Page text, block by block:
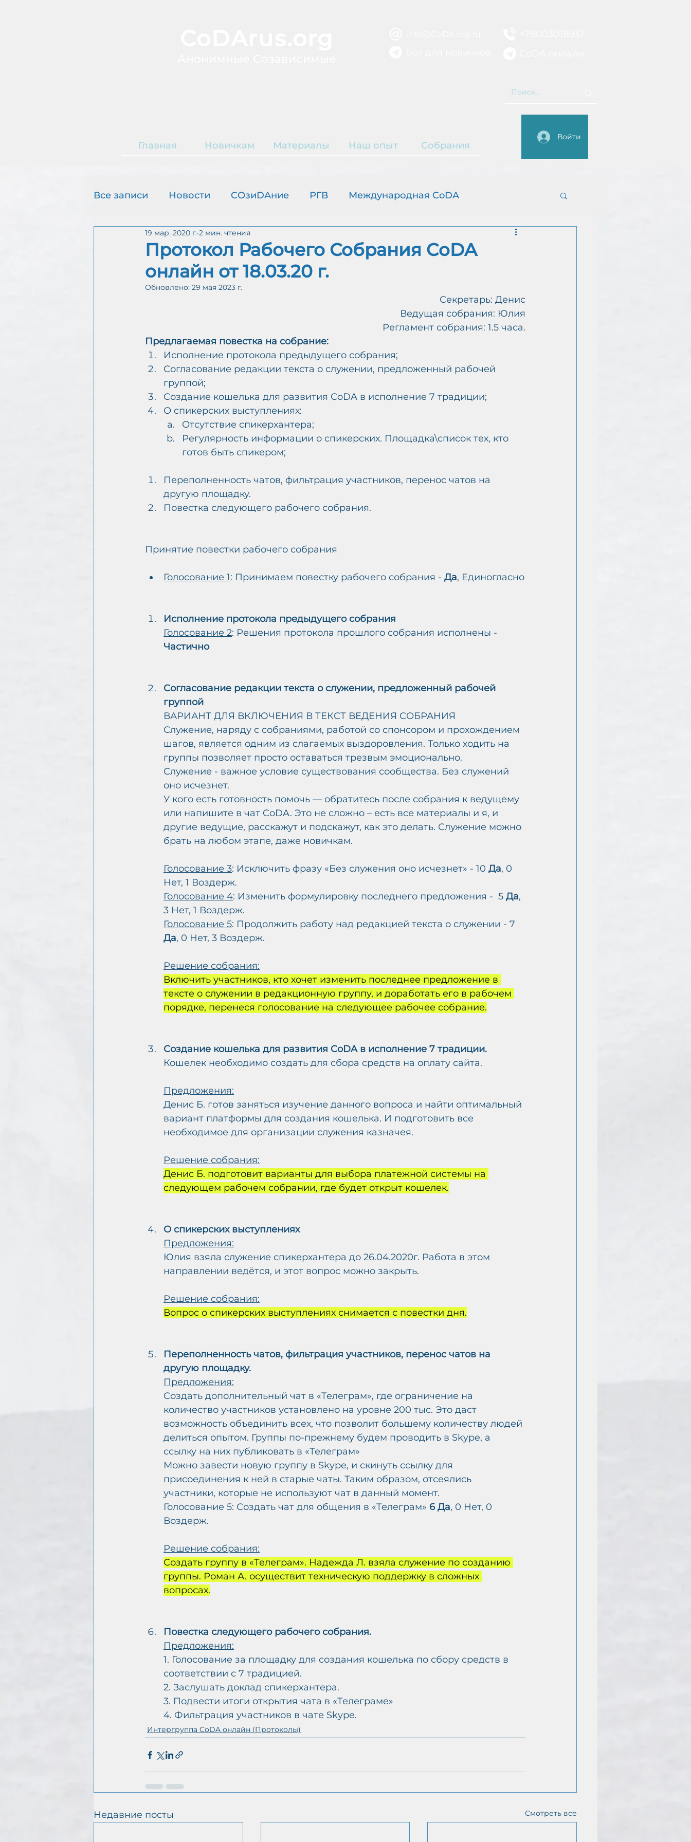
К
Р ВЫЗДОРОВЛЕНИЕ
У
ВА
Ж
ЕНИЕ
АМ
О
-
Главная Новичкам Материалы Наш опыт Собрания
Войти
Все записи Новости COзиDAние РГВ Международная CoDA
Интергруппа CoDA онлайн (Протоколы)
Протокол Рабочего Собрания CoDA
онлайн от 18.03.20 г.
19 мар. 2020 г. 2 мин. чтения
Обновлено: 29 мая 2023 г.
Секретарь: Денис
Ведущая собрания: Юлия
Регламент собрания: 1.5 часа.
Предлагаемая повестка на собрание:
Исполнение протокола предыдущего собрания;
Согласование редакции текста о служении, предложенный рабочей
группой;
Создание кошелька для развития CoDA в исполнение 7 традиции;
О спикерских выступлениях:
Отсутствие спикерхантера;
Регулярность информации о спикерских. Площадка\список тех, кто
готов быть спикером;
Переполненность чатов, фильтрация участников, перенос чатов на
другую площадку.
Повестка следующего рабочего собрания.
Принятие повестки рабочего собрания
Голосование 1: Принимаем повестку рабочего собрания - Да, Единогласно
Исполнение протокола предыдущего собрания
Голосование 2: Решения протокола прошлого собрания исполнены -
Частично
Согласование редакции текста о служении, предложенный рабочей
группой
ВАРИАНТ ДЛЯ ВКЛЮЧЕНИЯ В ТЕКСТ ВЕДЕНИЯ СОБРАНИЯ
Служение, наряду с собраниями, работой со спонсором и прохождением
шагов, является одним из слагаемых выздоровления. Только ходить на
группы позволяет просто оставаться трезвым эмоционально.
Служение - важное условие существования сообщества. Без служений
оно исчезнет.
У кого есть готовность помочь — обратитесь после собрания к ведущему
или напишите в чат CoDA. Это не сложно – есть все материалы и я, и
другие ведущие, расскажут и подскажут, как это делать. Служение можно
брать на любом этапе, даже новичкам.
Голосование 3: Исключить фразу «Без служения оно исчезнет» - 10 Да, 0
Нет, 1 Воздерж.
Голосование 4: Изменить формулировку последнего предложения -  5 Да,
3 Нет, 1 Воздерж.
Голосование 5: Продолжить работу над редакцией текста о служении - 7
Да, 0 Нет, 3 Воздерж.
Решение собрания:
Включить участников, кто хочет изменить последнее предложение в
тексте о служении в редакционную группу, и доработать его в рабочем
порядке, перенеся голосование на следующее рабочее собрание.
Создание кошелька для развития CoDA в исполнение 7 традиции.
Кошелек необходимо создать для сбора средств на оплату сайта.
Предложения:
Денис Б. готов заняться изучение данного вопроса и найти оптимальный
вариант платформы для создания кошелька. И подготовить все
необходимое для организации служения казначея.
Решение собрания:
Денис Б. подготовит варианты для выбора платежной системы на
следующем рабочем собрании, где будет открыт кошелек.
О спикерских выступлениях
Предложения:
Юлия взяла служение спикерхантера до 26.04.2020г. Работа в этом
направлении ведётся, и этот вопрос можно закрыть.
Решение собрания:
Вопрос о спикерских выступлениях снимается с повестки дня.
Переполненность чатов, фильтрация участников, перенос чатов на
другую площадку.
Предложения:
Создать дополнительный чат в «Телеграм», где ограничение на
количество участников установлено на уровне 200 тыс. Это даст
возможность объединить всех, что позволит большему количеству людей
делиться опытом. Группы по-прежнему будем проводить в Skype, а
ссылку на них публиковать в «Телеграм»
Можно завести новую группу в Skype, и скинуть ссылку для
присоединения к ней в старые чаты. Таким образом, отсеялись
участники, которые не используют чат в данный момент.
Голосование 5: Создать чат для общения в «Телеграм» 6 Да, 0 Нет, 0
Воздерж.
Решение собрания:
Создать группу в «Телеграм». Надежда Л. взяла служение по созданию
группы. Роман А. осуществит техническую поддержку в сложных
вопросах.
Повестка следующего рабочего собрания.
Предложения:
1. Голосование за площадку для создания кошелька по сбору средств в
соответствии с 7 традицией.
2. Заслушать доклад спикерхантера.
3. Подвести итоги открытия чата в «Телеграме»
4. Фильтрация участников в чате Skype.
Интергруппа CoDA онлайн (Протоколы)
Недавние посты Смотреть все